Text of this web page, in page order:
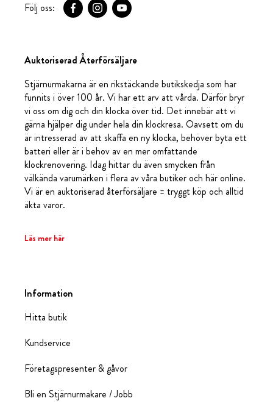
Följ oss:
Auktoriserad Återförsäljare
Stjärnurmakarna är en rikstäckande butikskedja som har
funnits i över 100 år. Vi har ett arv att vårda. Därför bryr
vi oss om dig och din klocka över tid. Det innebär att vi
gärna hjälper dig under hela din klockresa. Oavsett om du
är intresserad av att skaffa en ny klocka, behöver byta ett
batteri eller är i behov av en mer omfattande
klockrenovering. Idag hittar du även smycken från
välkända varumärken i flera av våra butiker och här online.
Vi är en auktoriserad återförsäljare = tryggt köp och alltid
äkta varor.
Läs mer här
Information
Hitta butik
Kundservice
Företagspresenter & gåvor
Bli en Stjärnurmakare / Jobb